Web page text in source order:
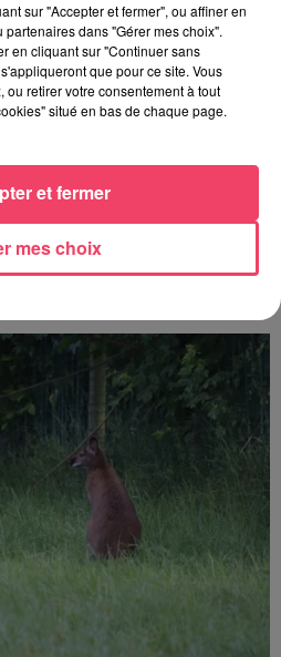
LAMBERT : « À MOLIÈRES, LES
sur "Accepter et fermer", ou affiner en
dans "Gérer mes choix".
en cliquant sur "Continuer sans
que pour ce site. Vous
ou retirer votre consentement à tout
situé en bas de chaque page.
mes choix
et fermer